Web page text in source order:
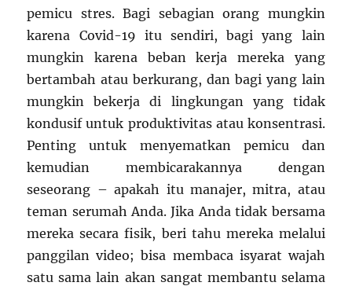
pemicu stres. Bagi sebagian orang mungkin
karena Covid-19 itu sendiri, bagi yang lain
mungkin karena beban kerja mereka yang
bertambah atau berkurang, dan bagi yang lain
mungkin bekerja di lingkungan yang tidak
kondusif untuk produktivitas atau konsentrasi.
Penting untuk menyematkan pemicu dan
kemudian membicarakannya dengan
seseorang – apakah itu manajer, mitra, atau
teman serumah Anda. Jika Anda tidak bersama
mereka secara fisik, beri tahu mereka melalui
panggilan video; bisa membaca isyarat wajah
satu sama lain akan sangat membantu selama